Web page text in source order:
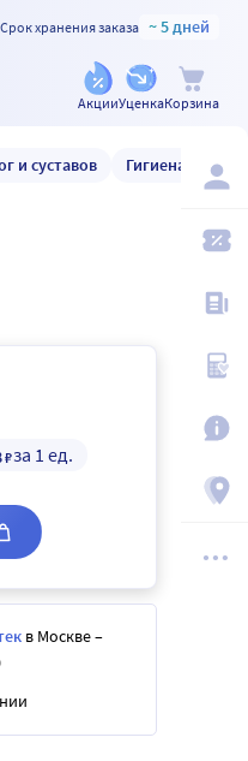
Срок хранения заказа ~ 5 дней
АкцииУценкаКорзина
и суставов Гигиена и уход
₽за 1 ед.
в Москве–